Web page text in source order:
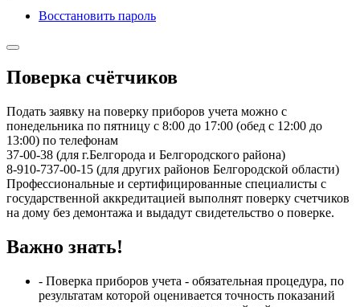
Восстановить пароль
Поверка счётчиков
Подать заявку на поверку приборов учета можно с
понедельника по пятницу с 8:00 до 17:00 (обед с 12:00 до
13:00) по телефонам
37-00-38 (для г.Белгорода и Белгородского района)
8-910-737-00-15 (для других районов Белгородской области)
Профессиональные и сертифицированные специалисты с
государственной аккредитацией выполнят поверку счетчиков
на дому без демонтажа и выдадут свидетельство о поверке.
Важно знать!
- Поверка приборов учета - обязательная процедура, по
результатам которой оценивается точность показаний